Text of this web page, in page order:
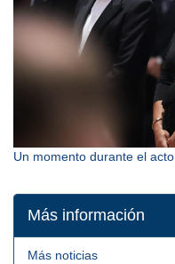
Un momento durante el acto
Más información
Más noticias